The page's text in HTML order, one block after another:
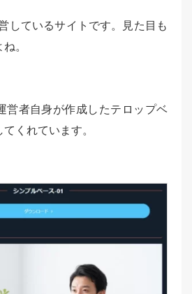
しているサイトです。見た目も
。
営者自身が作成したテロップベ
くれています。